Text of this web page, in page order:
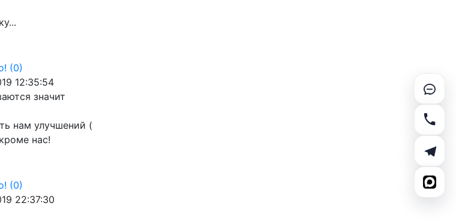
(0)
12:35:54
значит
нам улучшений (
нас!
(0)
22:37:30